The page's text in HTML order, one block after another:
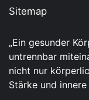
Sitemap
„Ein gesunder
untrennbar
nicht nur
Stärke und innere